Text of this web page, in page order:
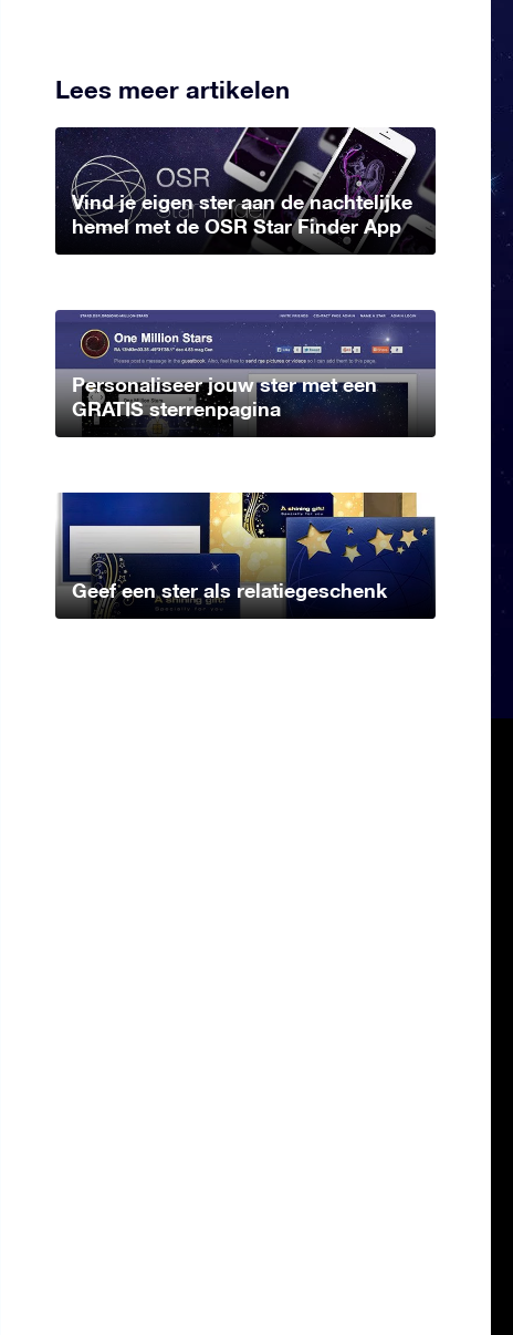
Lees meer artikelen
Vind je eigen ster aan de nachtelijke
hemel met de OSR Star Finder App
Personaliseer jouw ster met een
GRATIS sterrenpagina
Geef een ster als relatiegeschenk